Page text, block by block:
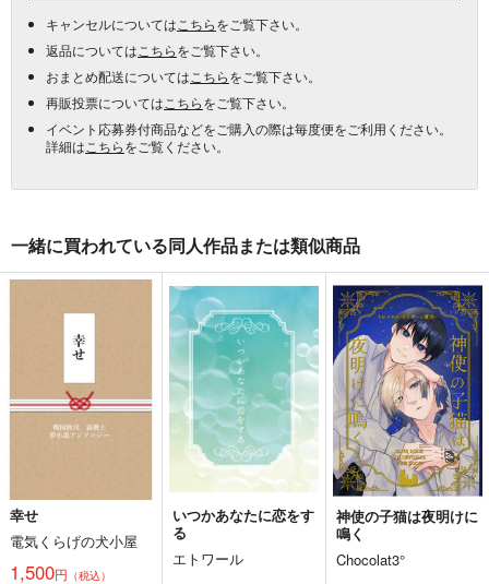
キャンセルについては こちらをご覧下さい。
返品については こちらをご覧下さい。
おまとめ配送については こちらをご覧下さい。
再販投票については こちらをご覧下さい。
イベント応募券付商品などをご購入の際は毎度便をご利用ください。
詳細は こちらをご覧ください。
一緒に買われている同人作品または類似商品
幸せ
電気くらげの犬小屋
1,500円 （税込）
いつかあなたに恋をす
る
エトワール
神使の子猫は夜明けに
鳴く
Chocolat3°